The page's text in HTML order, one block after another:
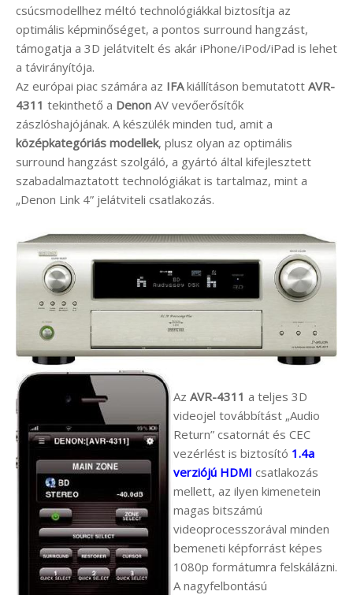
csúcsmodellhez méltó technológiákkal biztosítja az
optimális képminőséget, a pontos surround hangzást,
támogatja a 3D jelátvitelt és akár iPhone/iPod/iPad is lehet
a távirányítója.
Az európai piac számára az IFAkiállításon bemutatott AVR-
4311 tekinthető a Denon AV vevőerősítők
zászlóshajójának. A készülék minden tud, amit a
középkategóriás modellek, plusz olyan az optimális
surround hangzást szolgáló, a gyártó által kifejlesztett
szabadalmaztatott technológiákat is tartalmaz, mint a
„Denon Link 4” jelátviteli csatlakozás.
Az AVR-4311 a teljes 3D
videojel továbbítást „Audio
Return” csatornát és CEC
vezérlést is biztosító 1.4a
verziójú HDMI csatlakozás
mellett, az ilyen kimenetein
magas bitszámú
videoprocesszorával minden
bemeneti képforrást képes
1080p formátumra felskálázni.
A nagyfelbontású